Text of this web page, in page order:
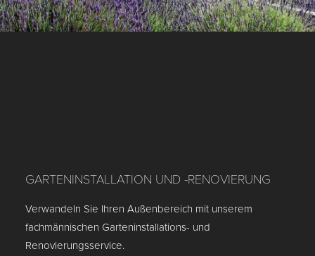
GARTENINSTALLATION UND -RENOVIERUNG
Verwandeln Sie Ihren Außenbereich mit unserem
fachmännischen Garteninstallations- und
Renovierungsservice.